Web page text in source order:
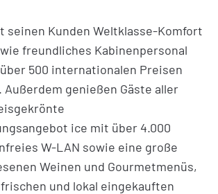
seinen Kunden Weltklasse-Komfort
freundliches Kabinenpersonal
500 internationalen Preisen
genießen Gäste aller
ice mit über 4.000
W-LAN sowie eine große
Weinen und Gourmetmenüs,
und lokal eingekauften